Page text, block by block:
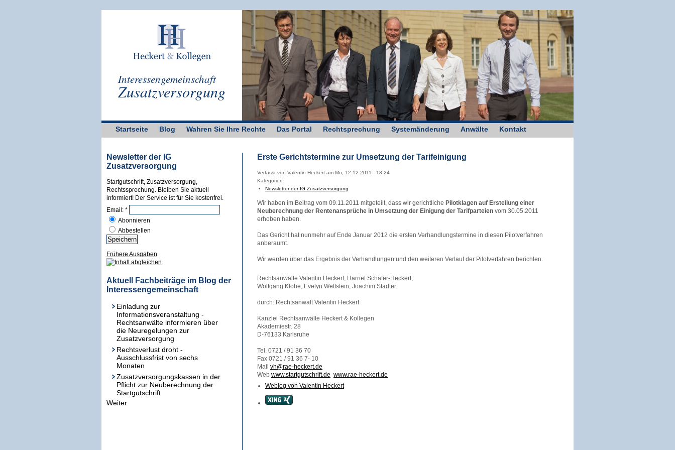
Interessengemeinschaft
Zusatzversorgung
Startseite Blog Wahren Sie Ihre Rechte Das Portal Rechtsprechung Systemänderung Anwälte Kontakt
Newsletter der IG
Zusatzversorgung
Startgutschrift, Zusatzversorgung,
Rechtssprechung. Bleiben Sie aktuell
informiert! Der Service ist für Sie kostenfrei.
Email: *
Abonnieren
Abbestellen
Frühere Ausgaben
Aktuell Fachbeiträge im Blog der
Interessengemeinschaft
Einladung zur
Informationsveranstaltung -
Rechtsanwälte informieren über
die Neuregelungen zur
Zusatzversorgung
Rechtsverlust droht -
Ausschlussfrist von sechs
Monaten
Zusatzversorgungskassen in der
Pflicht zur Neuberechnung der
Startgutschrift
Weiter
Erste Gerichtstermine zur Umsetzung der Tarifeinigung
Verfasst von Valentin Heckert am Mo, 12.12.2011 - 18:24
Kategorien:
Newsletter der IG Zusatzversorgung
Wir haben im Beitrag vom 09.11.2011 mitgeteilt, dass wir gerichtliche Pilotklagen auf Erstellung einer
Neuberechnung der Rentenansprüche in Umsetzung der Einigung der Tarifparteien vom 30.05.2011
erhoben haben.
Das Gericht hat nunmehr auf Ende Januar 2012 die ersten Verhandlungstermine in diesen Pilotverfahren
anberaumt.
Wir werden über das Ergebnis der Verhandlungen und den weiteren Verlauf der Pilotverfahren berichten.
Rechtsanwälte Valentin Heckert, Harriet Schäfer-Heckert,
Wolfgang Klohe, Evelyn Wettstein, Joachim Städter
durch: Rechtsanwalt Valentin Heckert
Kanzlei Rechtsanwälte Heckert & Kollegen
Akademiestr. 28
D-76133 Karlsruhe
Tel. 0721 / 91 36 70
Fax 0721 / 91 36 7- 10
Mail vh@rae-heckert.de
Web www.startgutschrift.de www.rae-heckert.de
Weblog von Valentin Heckert